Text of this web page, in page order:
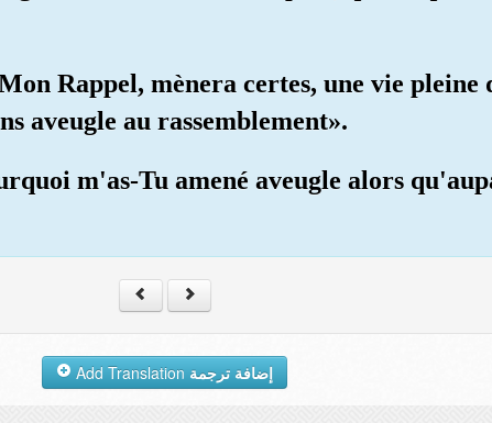
Rappel, mènera certes, une vie pleine
aveugle au rassemblement».
m'as-Tu amené aveugle alors
إضافة ترجمة